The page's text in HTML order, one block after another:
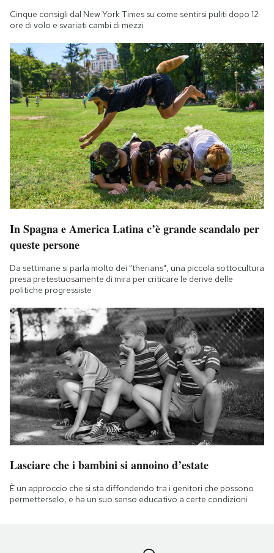
Cinque consigli dal New York Times su come sentirsi puliti dopo 12
ore di volo e svariati cambi di mezzi
In Spagna e America Latina c’è grande scandalo per
queste persone
Da settimane si parla molto dei "therians", una piccola sottocultura
presa pretestuosamente di mira per criticare le derive delle
politiche progressiste
Lasciare che i bambini si annoino d’estate
È un approccio che si sta diffondendo tra i genitori che possono
permetterselo, e ha un suo senso educativo a certe condizioni